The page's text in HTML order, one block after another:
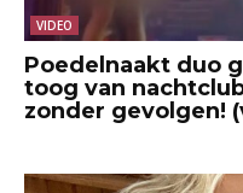
VIDEO
Poedelnaakt duo
toog van
zonder gevolgen!